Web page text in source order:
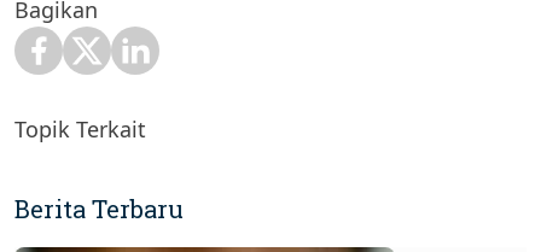
Bagikan
Topik Terkait
Berita Terbaru